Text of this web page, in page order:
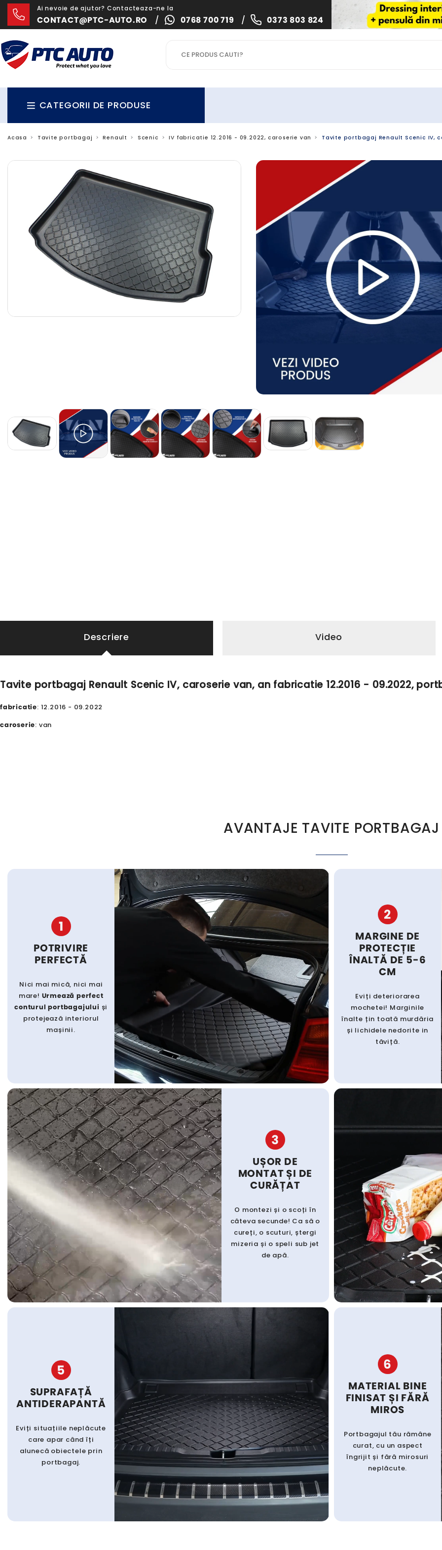
Ai nevoie de ajutor? Contacteaza-ne la
CONTACT@PTC-AUTO.RO / 0768 700 719 / 0373 803 824
CATEGORII DE PRODUSE
Acasa Tavite portbagaj Renault Scenic IV fabricatie 12.2016 - 09.2022, caroserie van Tavite portbagaj Renault Scenic IV,
Descriere
Tavite portbagaj Renault Scenic IV, caroserie van, an fabricatie 12.2016 - 09.2022,
fabricatie: 12.2016 - 09.2022
caroserie: van
Video
AVANTAJE TAVITE PORTBAGAJ
1
POTRIVIRE
PERFECTĂ
Nici mai mică, nici mai
mare! Urmează perfect
conturul portbagajului și
protejează interiorul
mașinii.
2
MARGINE DE
PROTECȚIE
ÎNALTĂ DE 5-6
CM
Eviți deteriorarea
mochetei! Marginile
înalte țin toată murdăria
și lichidele nedorite in
tăviță.
3
UȘOR DE
MONTAT ȘI DE
CURĂȚAT
O montezi și o scoți în
câteva secunde! Ca să o
cureți, o scuturi, ștergi
mizeria și o speli sub jet
de apă.
5
SUPRAFAȚĂ
ANTIDERAPANTĂ
Eviți situațiile neplăcute
care apar când îți
alunecă obiectele prin
portbagaj.
6
MATERIAL BINE
FINISAT ȘI FĂRĂ
MIROS
Portbagajul tău rămâne
curat, cu un aspect
îngrijit și fără mirosuri
neplăcute.